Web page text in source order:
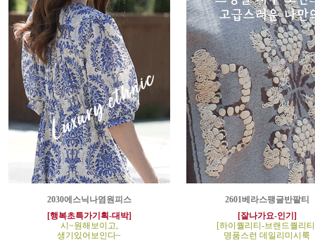
2030에스닉나염원피스
[행복초특가기획-대박]
시~원해보이고,
생기있어보인다~
2601베라스팽글반팔티
[잘나가요-인기]
[하이퀄리티-브랜드퀄리
명품스런 데일리미시룩